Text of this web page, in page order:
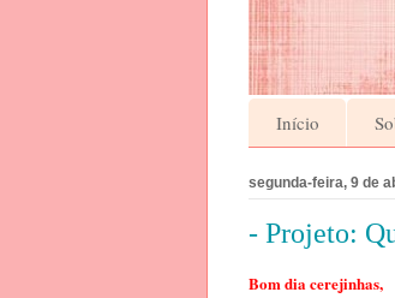
Início
segunda-feira, 9 de
- Projeto:
Bom dia cerejinhas,